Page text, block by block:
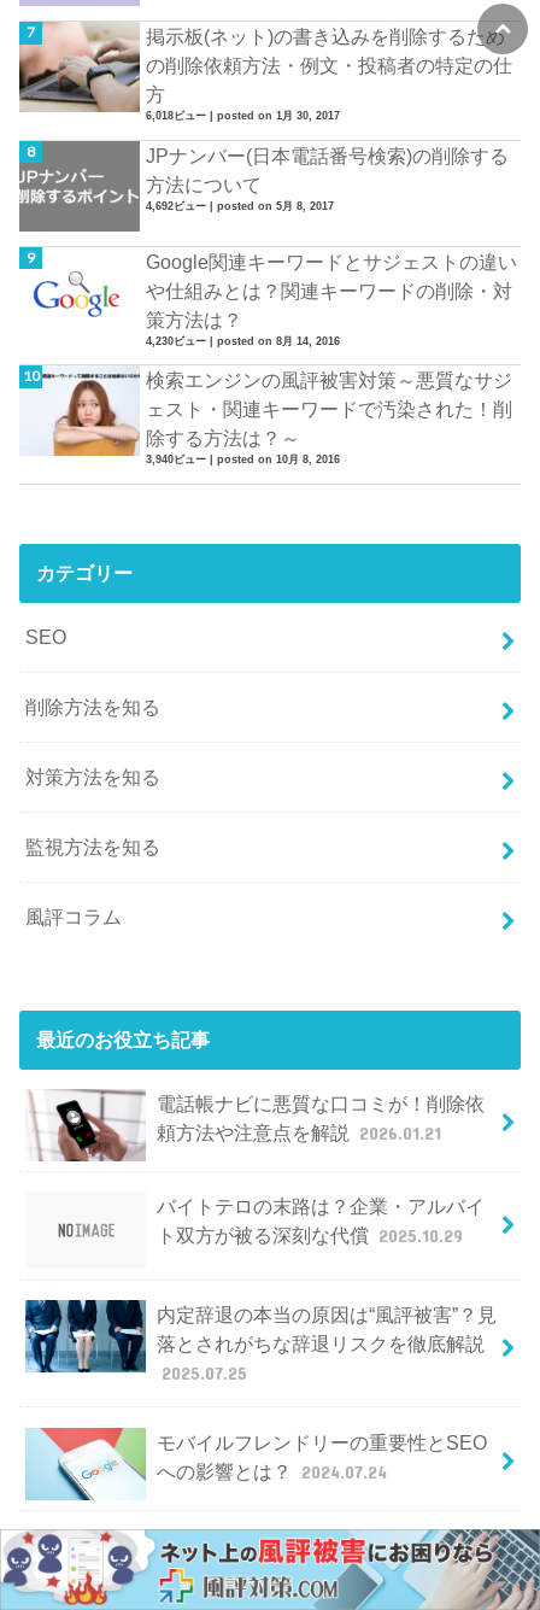
掲示板(ネット)の書き込みを削除するため
の削除依頼方法・例文・投稿者の特定の仕
方
6,018ビュー |posted on 1月 30, 2017
JPナンバー(日本電話番号検索)の削除する
方法について
4,692ビュー |posted on 5月 8, 2017
Google関連キーワードとサジェストの違い
や仕組みとは？関連キーワードの削除・対
策方法は？
4,230ビュー |posted on 8月 14, 2016
検索エンジンの風評被害対策～悪質なサジ
ェスト・関連キーワードで汚染された！削
除する方法は？～
3,940ビュー |posted on 10月 8, 2016
カテゴリー
SEO
削除方法を知る
対策方法を知る
監視方法を知る
風評コラム
最近のお役立ち記事
電話帳ナビに悪質な口コミが！削除依
頼方法や注意点を解説
2026.01.21
バイトテロの末路は？企業・アルバイ
ト双方が被る深刻な代償 2025.10.29
内定辞退の本当の原因は“風評被害”？見
落とされがちな辞退リスクを徹底解説
2025.07.25
モバイルフレンドリーの重要性とSEO
への影響とは？
2024.07.24
メタディスクリプションはSEO効果あ
り？書き方と設定方法を解説
2024.06.18